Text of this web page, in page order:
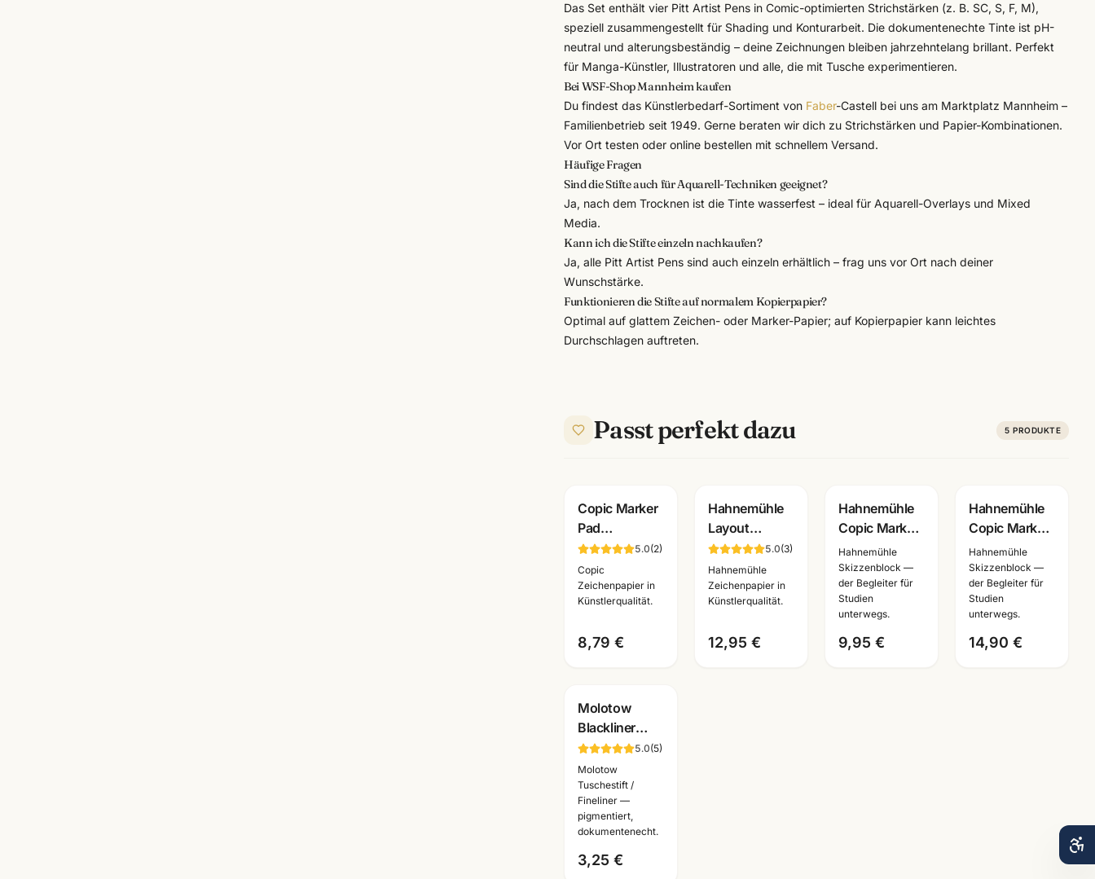
Das Set enthält vier Pitt Artist Pens in Comic-optimierten Strichstärken (z. B. SC, S, F, M),
speziell zusammengestellt für Shading und Konturarbeit. Die dokumentenechte Tinte ist pH-
neutral und alterungsbeständig – deine Zeichnungen bleiben jahrzehntelang brillant. Perfekt
für Manga-Künstler, Illustratoren und alle, die mit Tusche experimentieren.
Bei WSF-Shop Mannheim kaufen
Du findest das Künstlerbedarf-Sortiment von Faber-Castell bei uns am Marktplatz Mannheim –
Familienbetrieb seit 1949. Gerne beraten wir dich zu Strichstärken und Papier-Kombinationen.
Vor Ort testen oder online bestellen mit schnellem Versand.
Häufige Fragen
Sind die Stifte auch für Aquarell-Techniken geeignet?
Ja, nach dem Trocknen ist die Tinte wasserfest – ideal für Aquarell-Overlays und Mixed
Media.
Kann ich die Stifte einzeln nachkaufen?
Ja, alle Pitt Artist Pens sind auch einzeln erhältlich – frag uns vor Ort nach deiner
Wunschstärke.
Funktionieren die Stifte auf normalem Kopierpapier?
Optimal auf glattem Zeichen- oder Marker-Papier; auf Kopierpapier kann leichtes
Durchschlagen auftreten.
Passt perfekt dazu 5 PRODUKTE
Copic Marker
Pad
Layoutblock
A4/A3 · 50
Blatt 75g/m² ·
Künstlerbedarf
5.0(2)
Copic
Zeichenpapier in
Künstlerqualität.
8,79 €
Hahnemühle
Layout
Markerblock
A4 · 75 Blatt
für Copic
Marker ·
5.0(3)
Hahnemühle
Zeichenpapier in
Künstlerqualität.
12,95 €
Hahnemühle
Copic Marker
Block A4 ·
Manga Layout
Papier ·
10628580 ·
Hahnemühle
Skizzenblock —
der Begleiter für
Studien
unterwegs.
9,95 €
Hahnemühle
Copic Marker
Skizzenbuch ·
Manga Layout
Papier ·
A4/A5 ·
Hahnemühle
Skizzenblock —
der Begleiter für
Studien
unterwegs.
14,90 €
Molotow
Blackliner
Fineliner
schwarz ·
pigmentiert +
dokumentenecht
·
5.0(5)
Molotow
Tuschestift /
Fineliner —
pigmentiert,
dokumentenecht.
3,25 €